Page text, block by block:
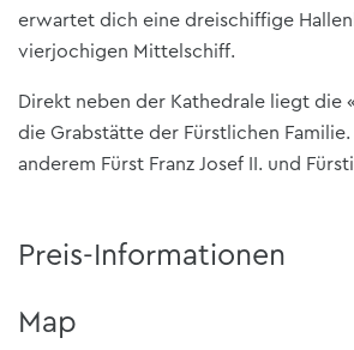
erwartet dich eine dreischiffige
vierjochigen Mittelschiff.
Direkt neben der Kathedrale liegt die
die Grabstätte der Fürstlichen
anderem Fürst Franz Josef II. und
Preis-Informationen
Map